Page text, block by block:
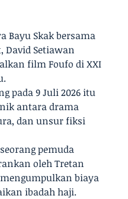
Bayu Skak bersama
David Setiawan
film Foufo di XXI
pada 9 Juli 2026 itu
antara drama
dan unsur fiksi
pemuda
oleh Tretan
biaya
ibadah haji.